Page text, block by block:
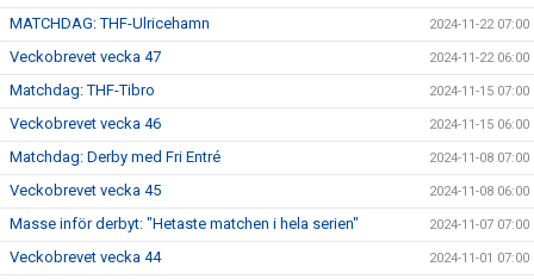
MATCHDAG: THF-Ulricehamn 2024-11-22 07:00
Veckobrevet vecka 47 2024-11-22 06:00
Matchdag: THF-Tibro 2024-11-15 07:00
Veckobrevet vecka 46 2024-11-15 06:00
Matchdag: Derby med Fri Entré 2024-11-08 07:00
Veckobrevet vecka 45 2024-11-08 06:00
Masse inför derbyt: "Hetaste matchen i hela serien" 2024-11-07 07:00
Veckobrevet vecka 44 2024-11-01 07:00